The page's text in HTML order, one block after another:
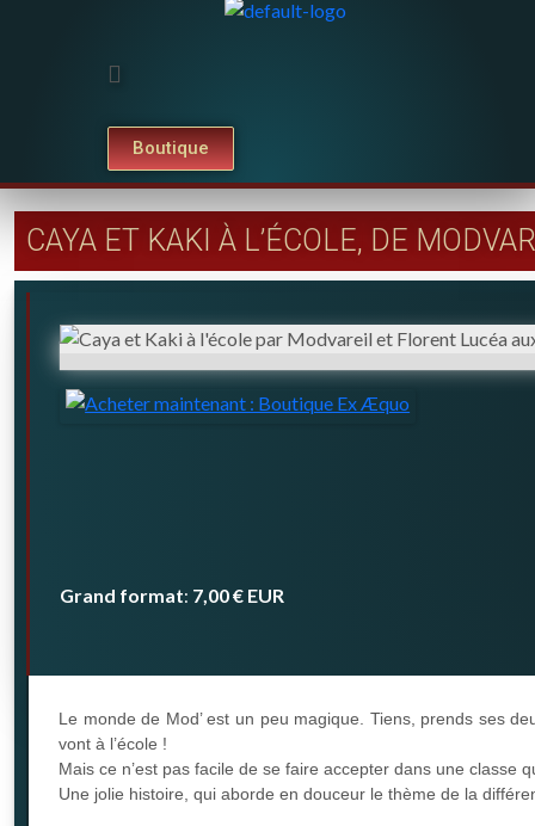
Boutique
CAYA ET KAKI À L’ÉCOLE, DE
Grand format: 7,00 € EUR
Le monde de Mod’ est un peu magique. Tiens, prends ses
vont à l’école !
Mais ce n’est pas facile de se faire accepter dans une
Une jolie histoire, qui aborde en douceur le thème de la